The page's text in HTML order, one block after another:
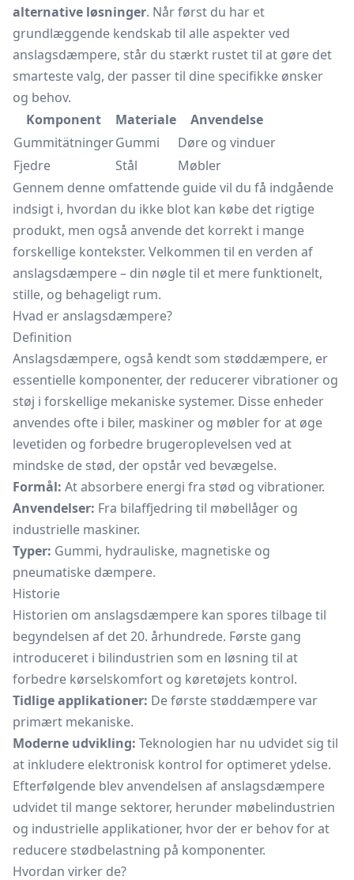
alternative løsninger. Når først du har et
grundlæggende kendskab til alle aspekter ved
anslagsdæmpere, står du stærkt rustet til at gøre det
smarteste valg, der passer til dine specifikke ønsker
og behov.
Komponent
Materiale
Anvendelse
GummitätningerGummi
Døre og vinduer
Fjedre
Stål
Møbler
Gennem denne omfattende guide vil du få indgående
indsigt i, hvordan du ikke blot kan købe det rigtige
produkt, men også anvende det korrekt i mange
forskellige kontekster. Velkommen til en verden af
anslagsdæmpere – din nøgle til et mere funktionelt,
stille, og behageligt rum.
Hvad er anslagsdæmpere?
Definition
Anslagsdæmpere, også kendt som støddæmpere, er
essentielle komponenter, der reducerer vibrationer og
støj i forskellige mekaniske systemer. Disse enheder
anvendes ofte i biler, maskiner og møbler for at øge
levetiden og forbedre brugeroplevelsen ved at
mindske de stød, der opstår ved bevægelse.
Formål: At absorbere energi fra stød og vibrationer.
Anvendelser: Fra bilaffjedring til møbellåger og
industrielle maskiner.
Typer: Gummi, hydrauliske, magnetiske og
pneumatiske dæmpere.
Historie
Historien om anslagsdæmpere kan spores tilbage til
begyndelsen af det 20. århundrede. Første gang
introduceret i bilindustrien som en løsning til at
forbedre kørselskomfort og køretøjets kontrol.
Tidlige applikationer: De første støddæmpere var
primært mekaniske.
Moderne udvikling: Teknologien har nu udvidet sig til
at inkludere elektronisk kontrol for optimeret ydelse.
Efterfølgende blev anvendelsen af anslagsdæmpere
udvidet til mange sektorer, herunder møbelindustrien
og industrielle applikationer, hvor der er behov for at
reducere stødbelastning på komponenter.
Hvordan virker de?